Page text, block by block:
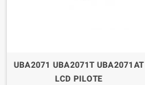
UBA2071 UBA2071T UBA2071AT
LCD PILOTE